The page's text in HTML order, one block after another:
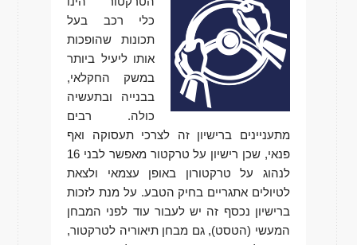
כלי רכב בעל
תכונות שהופכות
אותו ליעיל ביותר
במשק החקלאי,
בבנייה ובתעשיה
כולה. רבים
מתעניינים ברישיון זה לצרכי תעסוקה ואף
פנאי, שכן רישיון על טרקטור מאפשר לבני 16
לנהוג על טרקטורון באופן עצמאי ולצאת
לטיולים אתגריים בחיק הטבע. על מנת לזכות
ברישיון נכסף זה יש לעבור עוד לפני המבחן
המעשי (הטסט), גם מבחן תיאוריה לטרקטור,